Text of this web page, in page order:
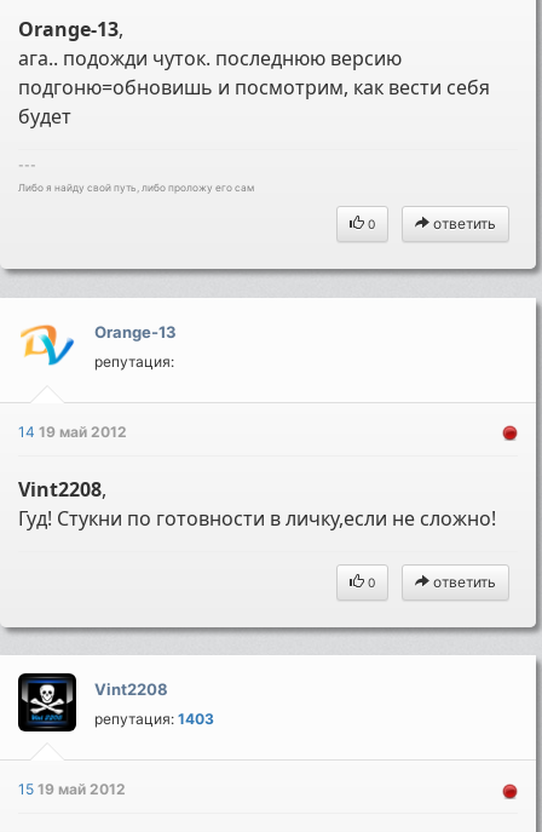
Orange-13,
ага.. подожди чуток. последнюю версию
подгоню=обновишь и посмотрим, как вести себя
будет
---
Либо я найду свой путь, либо проложу его сам
0 ответить
Orange-13
репутация:
1419 май 2012
Vint2208,
Гуд! Стукни по готовности в личку,если не сложно!
0 ответить
Vint2208
репутация:1403
1519 май 2012